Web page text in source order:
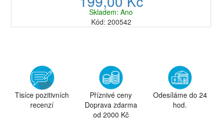
Skladem: Ano
Kód: 200542
Tisíce pozitivních
recenzí
Příznivé ceny
Doprava zdarma
od 2000 Kč
Odesíláme do 24
hod.